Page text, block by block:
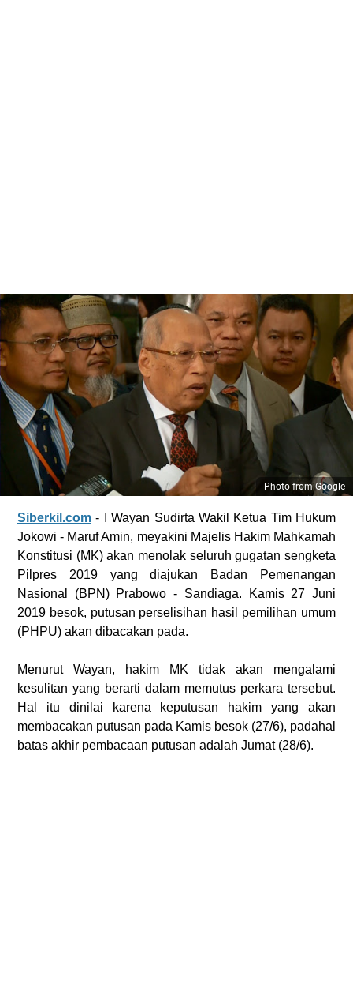
Photo from Google
Siberkil.com - I Wayan Sudirta Wakil Ketua Tim Hukum
Jokowi - Maruf Amin, meyakini Majelis Hakim Mahkamah
Konstitusi (MK) akan menolak seluruh gugatan sengketa
Pilpres 2019 yang diajukan Badan Pemenangan
Nasional (BPN) Prabowo - Sandiaga. Kamis 27 Juni
2019 besok, putusan perselisihan hasil pemilihan umum
(PHPU) akan dibacakan pada.
Menurut Wayan, hakim MK tidak akan mengalami
kesulitan yang berarti dalam memutus perkara tersebut.
Hal itu dinilai karena keputusan hakim yang akan
membacakan putusan pada Kamis besok (27/6), padahal
batas akhir pembacaan putusan adalah Jumat (28/6).